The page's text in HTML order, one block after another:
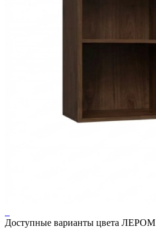
Доступные варианты цвета ЛЕРОМ